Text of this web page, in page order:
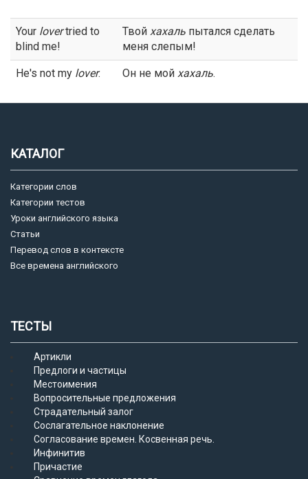
Your lovertried to
blind me!
Твой хахаль пытался сделать
меня слепым!
He's not my lover. Он не мой хахаль.
КАТАЛОГ
Категории слов
Категории тестов
Уроки английского языка
Статьи
Перевод слов в контексте
Все времена английского
ТЕСТЫ
Артикли
Предлоги и частицы
Местоимения
Вопросительные предложения
Страдательный залог
Сослагательное наклонение
Согласование времен. Косвенная речь.
Инфинитив
Причастие